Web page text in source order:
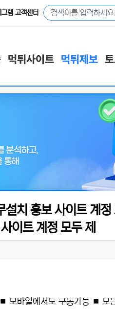
그램 고객센터
먹튀사이트 먹튀제보
치 홍보 사이트 계
이트 계정 모두 제
모바일에서도 구동가능 ⏹ 모